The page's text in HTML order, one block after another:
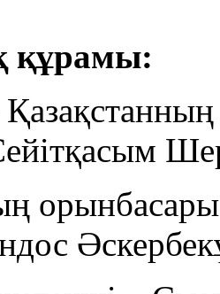
құрамы:
орынбасары